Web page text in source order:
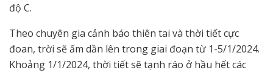
độ C.
Theo chuyên gia cảnh báo thiên tai và thời tiết cực
đoan, trời sẽ ấm dần lên trong giai đoạn từ 1-5/1/2024.
Khoảng 1/1/2024, thời tiết sẽ tạnh ráo ở hầu hết các